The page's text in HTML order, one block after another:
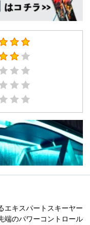
エキスパートスキーヤー
端のパワーコントロール